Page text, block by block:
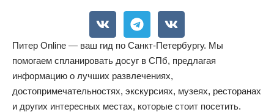
Питер Online — ваш гид по Санкт-Петербургу. Мы
помогаем спланировать досуг в СПб, предлагая
информацию о лучших развлечениях,
достопримечательностях, экскурсиях, музеях, ресторанах
и других интересных местах, которые стоит посетить.